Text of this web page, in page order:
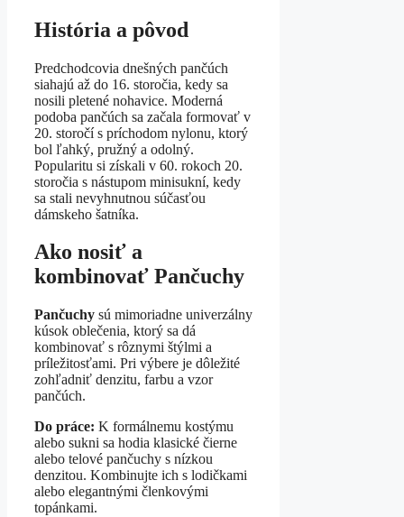
História a pôvod
Predchodcovia dnešných pančúch
siahajú až do 16. storočia, kedy sa
nosili pletené nohavice. Moderná
podoba pančúch sa začala formovať v
20. storočí s príchodom nylonu, ktorý
bol ľahký, pružný a odolný.
Popularitu si získali v 60. rokoch 20.
storočia s nástupom minisukní, kedy
sa stali nevyhnutnou súčasťou
dámskeho šatníka.
Ako nosiť a
kombinovať Pančuchy
Pančuchy sú mimoriadne univerzálny
kúsok oblečenia, ktorý sa dá
kombinovať s rôznymi štýlmi a
príležitosťami. Pri výbere je dôležité
zohľadniť denzitu, farbu a vzor
pančúch.
Do práce: K formálnemu kostýmu
alebo sukni sa hodia klasické čierne
alebo telové pančuchy s nízkou
denzitou. Kombinujte ich s lodičkami
alebo elegantnými členkovými
topánkami.